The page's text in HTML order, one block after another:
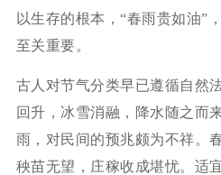
以生存的根本，“春雨贵如油”
至关重要。
古人对节气分类早已遵循自然
回升，冰雪消融，降水随之而
雨，对民间的预兆颇为不祥。
秧苗无望，庄稼收成堪忧。适